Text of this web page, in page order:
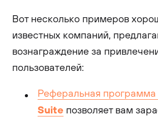
Вот несколько примеров
известных компаний,
вознаграждение за
пользователей:
Реферальная программа
Suite позволяет вам